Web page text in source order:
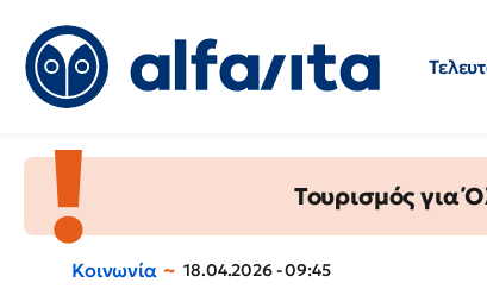
Τουρισμός για
Κοινωνία 18.04.2026 - 09:45